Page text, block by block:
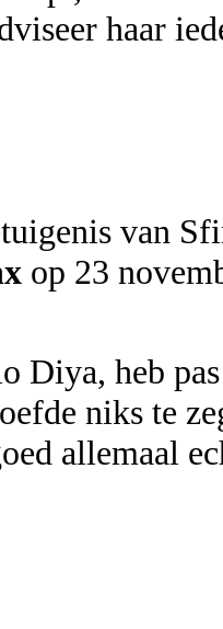
haar
op 23
Diya, heb
niks te
allemaal